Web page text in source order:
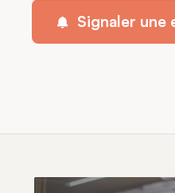
Signaler une